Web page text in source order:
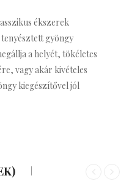
ékszerek
gyöngy
a helyét, tökéletes
vagy akár kivételes
kiegészítővel jól